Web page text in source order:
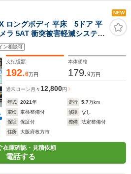
NEW
ロングボディ 平床 5ドア 平
ラ 5AT 衝突被害軽減システム
エントリー 盗難防止システム
アコン パワーステアリング
シーガラス
ン相談可
支払総額
192.6万円
本体価格
179.9万円
通常ローン 月々 12,800円
年式 2021年 走行 5.7万km
車検
車検整備付 修復
なし
保証
保証付 整備
法定整備付
住所
大阪府枚方市
在庫確認・見積依頼
電話する